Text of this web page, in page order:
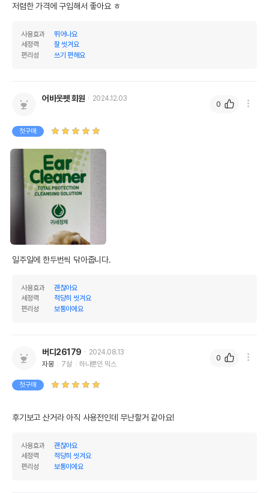
저렴한 가격에 구입해서 좋아요 ㅎ
사용효과
뛰어나요
세정력
잘 씻겨요
편리성
쓰기 편해요
어바웃펫 회원 2024.12.03
첫구매
일주일에 한두번씩 닦아줍니다.
사용효과
괜찮아요
세정력
적당히 씻겨요
편리성
보통이에요
0
버디26179
2024.08.13
자몽
7살 하나뿐인 믹스
첫구매
후기보고 산거라 아직 사용전인데 무난할거 같아요!
사용효과
괜찮아요
세정력
적당히 씻겨요
편리성
보통이에요
0